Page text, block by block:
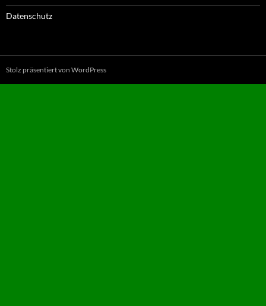
Datenschutz
Stolz präsentiert von WordPress